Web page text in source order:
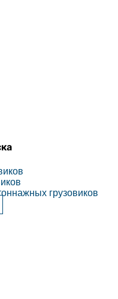
грузовиков